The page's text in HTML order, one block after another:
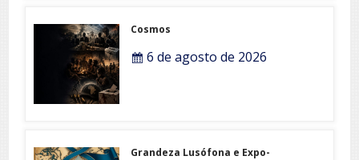
Cosmos
6 de agosto de 2026
Grandeza Lusófona e Expo-